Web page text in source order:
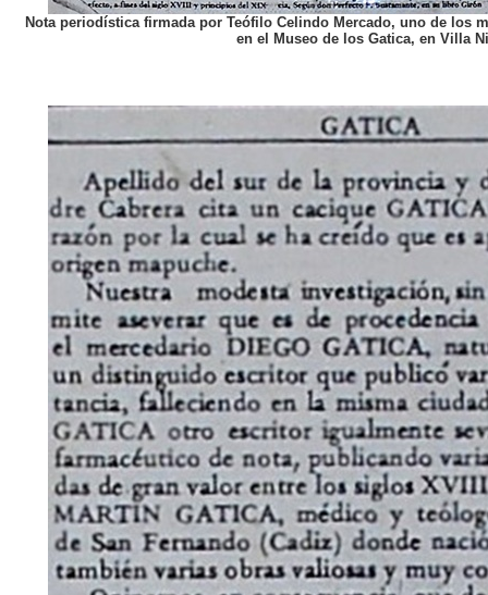
Nota periodística firmada por Teófilo Celindo Mercado, uno de los
en el Museo de los Gatica, en Villa